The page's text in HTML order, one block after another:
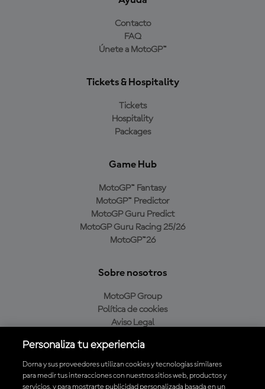
Contacto
FAQ
Únete a MotoGP™
Tickets & Hospitality
Tickets
Hospitality
Packages
Game Hub
MotoGP™ Fantasy
MotoGP™ Predictor
MotoGP Guru Predict
MotoGP Guru Racing 25/26
MotoGP™26
Sobre nosotros
MotoGP Group
Política de cookies
Aviso Legal
Política de compra
Personaliza tu experiencia
Dorna y sus proveedores utilizan cookies y tecnologías similares
para medir tus interacciones con nuestros sitios web, productos y
servicios, y para mostrarte publicidad personalizada basada en un